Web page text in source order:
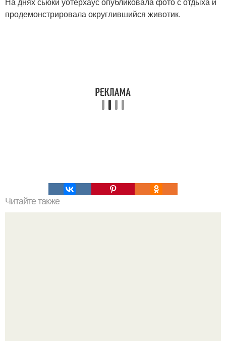
продемонстрировала округлившийся животик.
Читайте также